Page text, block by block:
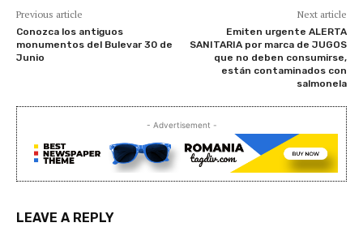
Previous article
Conozca los antiguos
monumentos del Bulevar 30 de
Junio
Next article
Emiten urgente ALERTA
SANITARIA por marca de JUGOS
que no deben consumirse,
están contaminados con
salmonela
- Advertisement -
LEAVE A REPLY